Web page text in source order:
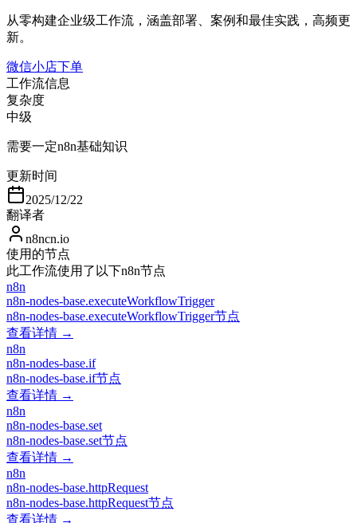
从零构建企业级工作流，涵盖部署、案例和最佳实践，高频更
新。
微信小店下单
工作流信息
复杂度
中级
需要一定n8n基础知识
更新时间
2025/12/22
翻译者
n8ncn.io
使用的节点
此工作流使用了以下n8n节点
n8n
n8n-nodes-base.executeWorkflowTrigger
n8n-nodes-base.executeWorkflowTrigger节点
查看详情 →
n8n
n8n-nodes-base.if
n8n-nodes-base.if节点
查看详情 →
n8n
n8n-nodes-base.set
n8n-nodes-base.set节点
查看详情 →
n8n
n8n-nodes-base.httpRequest
n8n-nodes-base.httpRequest节点
查看详情 →